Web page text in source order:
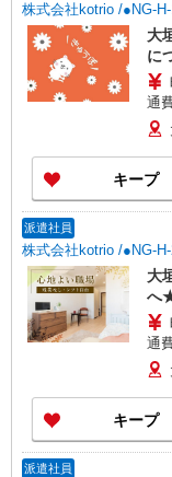
株式会社kotrio /●NG-
大
に
通
キープ
派遣社員
株式会社kotrio /●NG-
大
へ
通
キープ
派遣社員